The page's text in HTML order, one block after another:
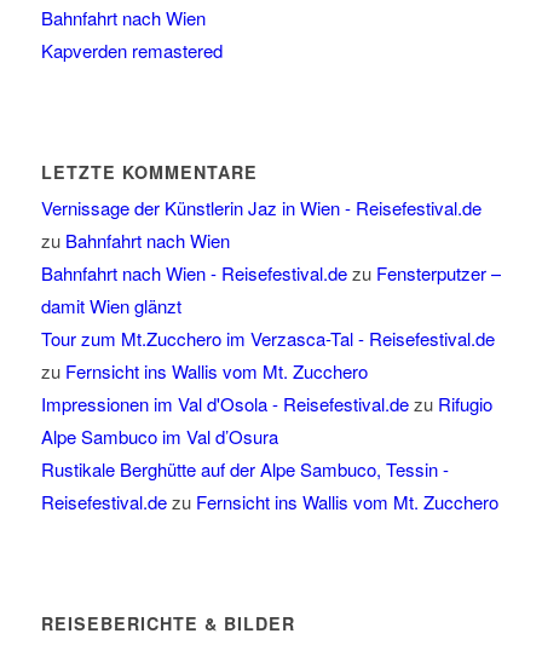
Bahnfahrt nach Wien
Kapverden remastered
LETZTE KOMMENTARE
Vernissage der Künstlerin Jaz in Wien - Reisefestival.de
zu Bahnfahrt nach Wien
Bahnfahrt nach Wien - Reisefestival.dezu Fensterputzer –
damit Wien glänzt
Tour zum Mt.Zucchero im Verzasca-Tal - Reisefestival.de
zu Fernsicht ins Wallis vom Mt. Zucchero
Impressionen im Val d'Osola - Reisefestival.dezu Rifugio
Alpe Sambuco im Val d’Osura
Rustikale Berghütte auf der Alpe Sambuco, Tessin -
Reisefestival.dezu Fernsicht ins Wallis vom Mt. Zucchero
REISEBERICHTE & BILDER